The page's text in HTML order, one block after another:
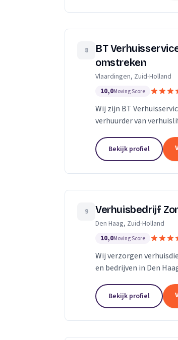
8
BT
omstreken
Vlaardingen, Zuid-Holland
10,0Moving Score
Wij zijn BT
verhuurder van
Bekijk profiel
9 Verhuisbedrijf
Den Haag, Zuid-Holland
10,0Moving Score
Wij verzorgen
en bedrijven in Den
Bekijk profiel